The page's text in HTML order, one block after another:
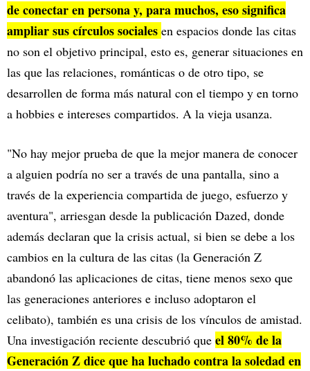
de conectar en persona y, para muchos, eso significa
ampliar sus círculos sociales en espacios donde las citas
no son el objetivo principal, esto es, generar situaciones en
las que las relaciones, románticas o de otro tipo, se
desarrollen de forma más natural con el tiempo y en torno
a hobbies e intereses compartidos. A la vieja usanza.
"No hay mejor prueba de que la mejor manera de conocer
a alguien podría no ser a través de una pantalla, sino a
través de la experiencia compartida de juego, esfuerzo y
aventura", arriesgan desde la publicación Dazed, donde
además declaran que la crisis actual, si bien se debe a los
cambios en la cultura de las citas (la Generación Z
abandonó las aplicaciones de citas, tiene menos sexo que
las generaciones anteriores e incluso adoptaron el
celibato), también es una crisis de los vínculos de amistad.
Una investigación reciente descubrió que el 80% de la
Generación Z dice que ha luchado contra la soledad en